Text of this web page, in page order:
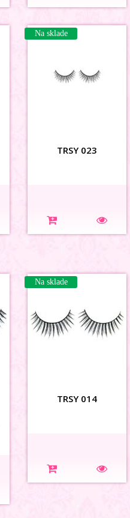
Na sklade
TRSY 023
Na sklade
TRSY 014